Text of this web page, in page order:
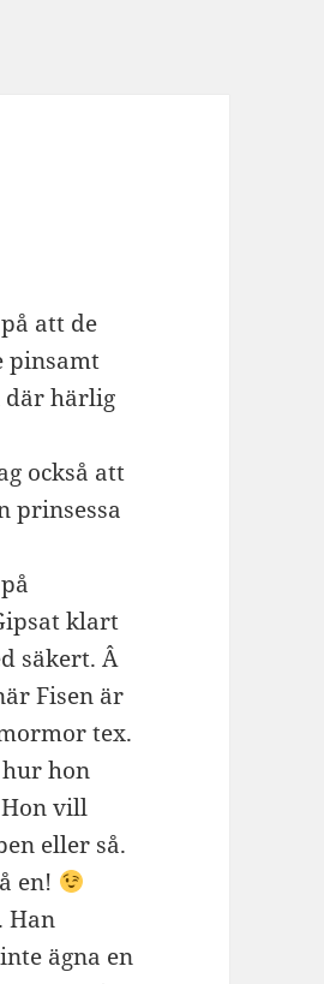
att de
pinsamt
där härlig
också att
prinsessa
klart
säkert. Â
Fisen är
tex.
hon
vill
eller så.
en!
Han
ägna en